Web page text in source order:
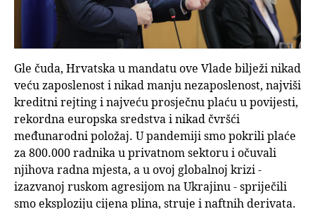
Gle čuda, Hrvatska u mandatu ove Vlade bilježi nikad
veću zaposlenost i nikad manju nezaposlenost, najviši
kreditni rejting i najveću prosječnu plaću u povijesti,
rekordna europska sredstva i nikad čvršći
međunarodni položaj. U pandemiji smo pokrili plaće
za 800.000 radnika u privatnom sektoru i očuvali
njihova radna mjesta, a u ovoj globalnoj krizi -
izazvanoj ruskom agresijom na Ukrajinu - spriječili
smo eksploziju cijena plina, struje i naftnih derivata.